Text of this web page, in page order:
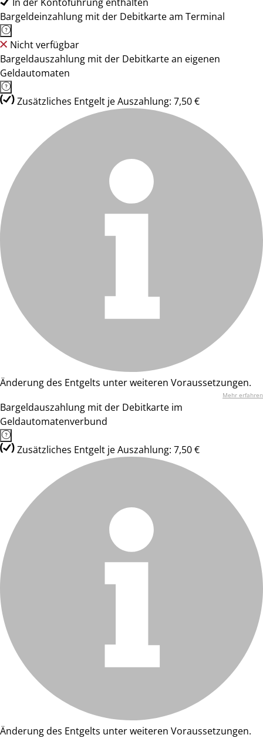
Bargeldeinzahlung mit der Debitkarte am Terminal
Nicht verfügbar
Bargeldauszahlung mit der Debitkarte an eigenen
Geldautomaten
Zusätzliches Entgelt je Auszahlung: 7,50 €
Änderung des Entgelts unter weiteren Voraussetzungen.
Mehr erfahren
Bargeldauszahlung mit der Debitkarte im
Geldautomatenverbund
Zusätzliches Entgelt je Auszahlung: 7,50 €
Änderung des Entgelts unter weiteren Voraussetzungen.